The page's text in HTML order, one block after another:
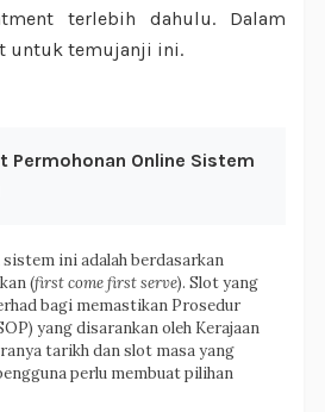
terlebih dahulu. Dalam
untuk temujanji ini.
Permohonan Online Sistem
sistem ini adalah berdasarkan
(first come first serve). Slot yang
bagi memastikan Prosedur
yang disarankan oleh Kerajaan
tarikh dan slot masa yang
perlu membuat pilihan